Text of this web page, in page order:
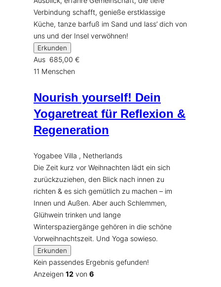
Verbindung schafft, genieße erstklassige
Küche, tanze barfuß im Sand und lass’ dich von
uns und der Insel verwöhnen!
Erkunden
Aus 685,00 €
11 Menschen
Nourish yourself! Dein
Yogaretreat für Reflexion &
Regeneration
Yogabee Villa , Netherlands
Die Zeit kurz vor Weihnachten lädt ein sich
zurückzuziehen, den Blick nach innen zu
richten & es sich gemütlich zu machen – im
Innen und Außen. Aber auch Schlemmen,
Glühwein trinken und lange
Winterspaziergänge gehören in die schöne
Vorweihnachtszeit. Und Yoga sowieso.
Erkunden
Kein passendes Ergebnis gefunden!
Anzeigen 12 von 6